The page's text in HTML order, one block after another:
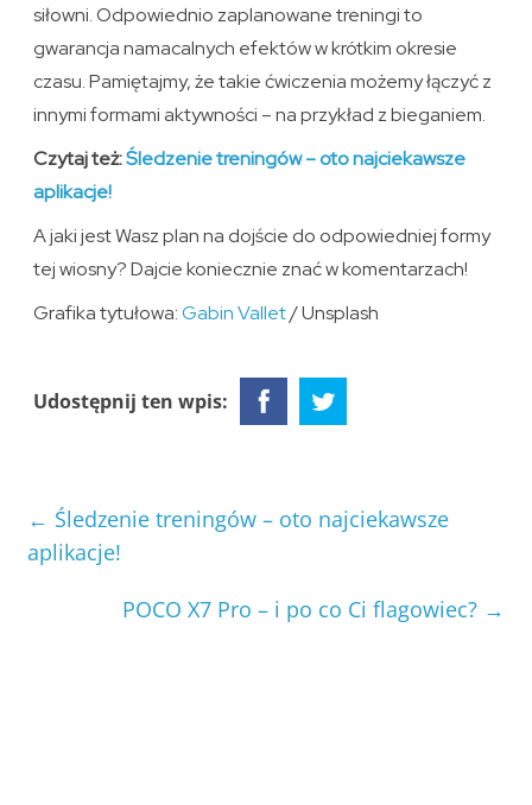
siłowni. Odpowiednio zaplanowane treningi to
gwarancja namacalnych efektów w krótkim okresie
czasu. Pamiętajmy, że takie ćwiczenia możemy łączyć z
innymi formami aktywności – na przykład z bieganiem.
Czytaj też:Śledzenie treningów – oto najciekawsze
aplikacje!
A jaki jest Wasz plan na dojście do odpowiedniej formy
tej wiosny? Dajcie koniecznie znać w komentarzach!
Grafika tytułowa:Gabin Vallet/ Unsplash
Udostępnij ten wpis:
← Śledzenie treningów – oto najciekawsze
aplikacje!
POCO X7 Pro – i po co Ci flagowiec? →